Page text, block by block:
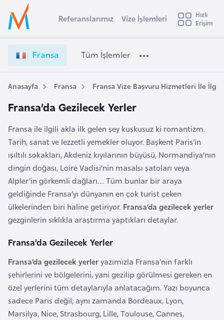
Ülke Seçimi
Başvuru yapmak istediğiniz ülkeyi seçin
Üye
Girişi
e
t
Referanslarımız Vize İşlemleri
Hızlı
Erişim
Fransa Tüm İşlemler
Anasayfa Fransa Fransa Vize Başvuru Hizmetleri İle
Fransa’da Gezilecek Yerler
Fransa ile ilgili akla ilk gelen şey kuşkusuz ki romantizm.
Tarih, sanat ve lezzetli yemekler oluyor. Başkent Paris’in
ışıltılı sokakları, Akdeniz kıyılarının büyüsü, Normandiya’nın
dingin doğası, Loire Vadisi’nin masalsı şatoları veya
Alpler’in görkemli dağları… Tüm bunlar bir araya
geldiğinde Fransa’yı dünyanın en çok turist çeken
ülkelerinden biri haline getiriyor. Fransa’da gezilecek yerler
gezginlerin sıklıkla araştırma yaptıkları detaylar.
Fransa’da Gezilecek Yerler
Fransa’da gezilecek yerleryazımızla Fransa’nın farklı
şehirlerini ve bölgelerini, yani gezilip görülmesi gereken en
özel yerlerini tüm detaylarıyla anlatacağım. Yazı boyunca
sadece Paris değil; aynı zamanda Bordeaux, Lyon,
Marsilya, Nice, Strasbourg, Lille, Toulouse, Cannes,
s
t
r
a
v
u
u
a
z
e
r